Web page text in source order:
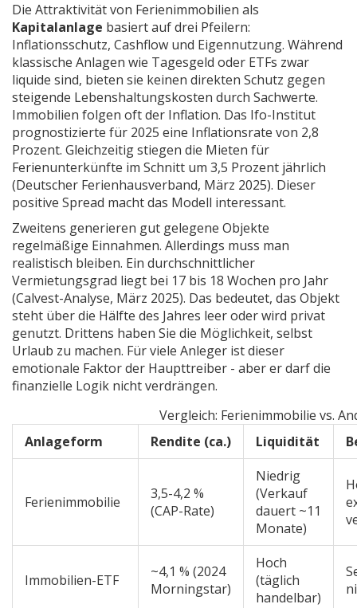
Die Attraktivität von Ferienimmobilien als
Kapitalanlage basiert auf drei Pfeilern:
Inflationsschutz, Cashflow und Eigennutzung. Während
klassische Anlagen wie Tagesgeld oder ETFs zwar
liquide sind, bieten sie keinen direkten Schutz gegen
steigende Lebenshaltungskosten durch Sachwerte.
Immobilien folgen oft der Inflation. Das Ifo-Institut
prognostizierte für 2025 eine Inflationsrate von 2,8
Prozent. Gleichzeitig stiegen die Mieten für
Ferienunterkünfte im Schnitt um 3,5 Prozent jährlich
(Deutscher Ferienhausverband, März 2025). Dieser
positive Spread macht das Modell interessant.
Zweitens generieren gut gelegene Objekte
regelmäßige Einnahmen. Allerdings muss man
realistisch bleiben. Ein durchschnittlicher
Vermietungsgrad liegt bei 17 bis 18 Wochen pro Jahr
(Calvest-Analyse, März 2025). Das bedeutet, das Objekt
steht über die Hälfte des Jahres leer oder wird privat
genutzt. Drittens haben Sie die Möglichkeit, selbst
Urlaub zu machen. Für viele Anleger ist dieser
emotionale Faktor der Haupttreiber - aber er darf die
finanzielle Logik nicht verdrängen.
Vergleich: Ferienimmobilie vs.
Anlageform
Rendite (ca.) Liquidität
Ferienimmobilie
3,5-4,2 %
(CAP-Rate)
Niedrig
(Verkauf
dauert ~11
Monate)
Immobilien-ETF
~4,1 % (2024
Morningstar)
Hoch
(täglich
handelbar)